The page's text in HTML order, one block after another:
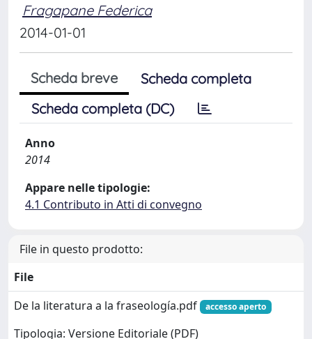
Fragapane Federica
2014-01-01
Scheda breve
Scheda completa
Scheda completa (DC)
Anno
2014
Appare nelle tipologie:
4.1 Contributo in Atti di convegno
File in questo prodotto:
File
De la literatura a la fraseología.pdf
accesso aperto
Tipologia: Versione Editoriale (PDF)